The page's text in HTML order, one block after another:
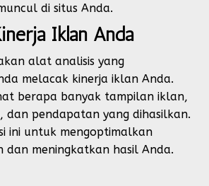
di situs Anda.
Iklan Anda
alat analisis yang
melacak kinerja iklan Anda.
berapa banyak tampilan iklan,
dan pendapatan yang dihasilkan.
ini untuk mengoptimalkan
dan meningkatkan hasil Anda.